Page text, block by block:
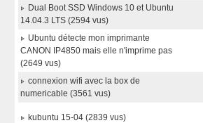
Dual Boot SSD Windows 10 et Ubuntu
14.04.3 LTS (2594 vus)
Ubuntu détecte mon imprimante
CANON IP4850 mais elle n'imprime pas
(2649 vus)
connexion wifi avec la box de
numericable (3561 vus)
kubuntu 15-04 (2839 vus)